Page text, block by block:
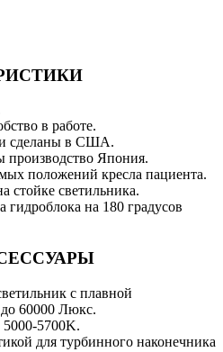
в работе.
сделаны в США.
Япония.
положений кресла пациента.
стойке светильника.
гидроблока на 180 градусов
с плавной
до 60000 Люкс.
5000-5700K.
для турбинного наконечника